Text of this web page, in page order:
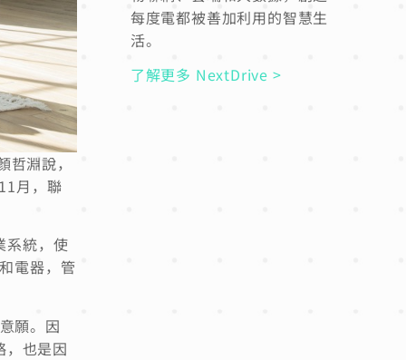
淵說，
月，聯
系統，使
電器，管
願。因
，也是因
每度電都被善加利用的智慧生
活。
了解更多 NextDrive >